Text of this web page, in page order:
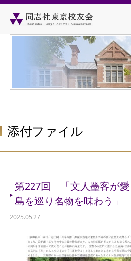
添付ファイル
第227回 「文人墨客が愛
島を巡り名物を味わう」
2025.05.27